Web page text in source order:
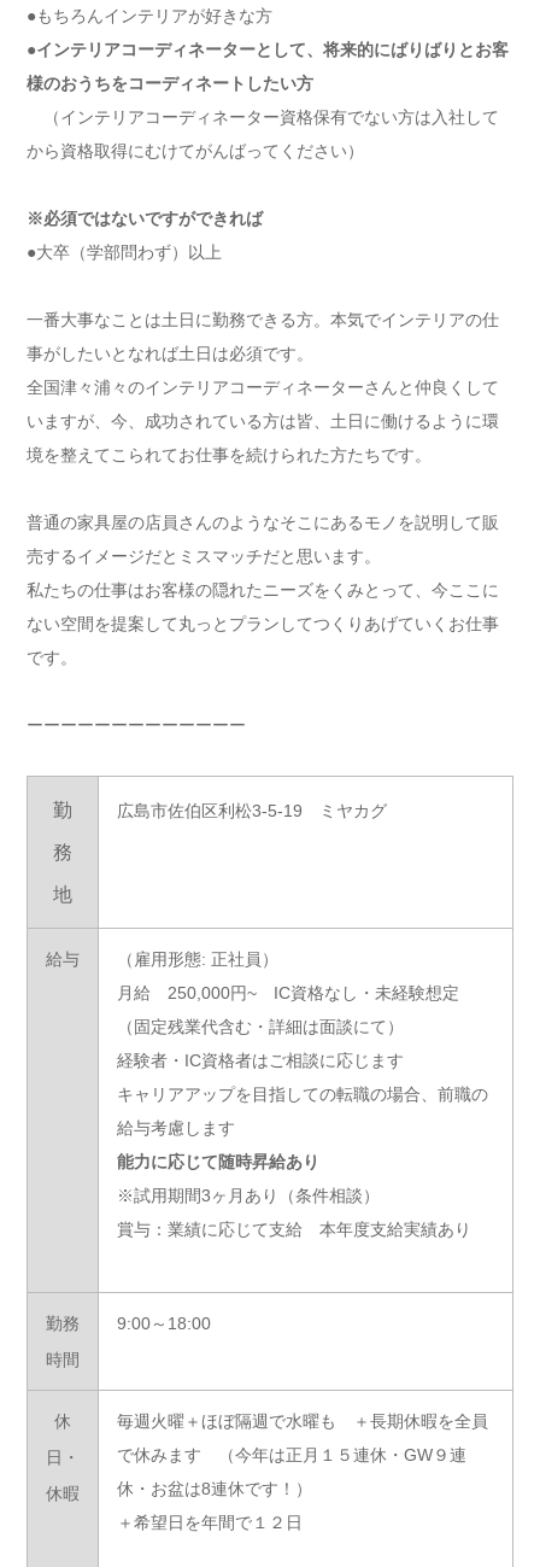
●もちろんインテリアが好きな方
●インテリアコーディネーターとして、将来的にばりばりとお客
様のおうちをコーディネートしたい方
（インテリアコーディネーター資格保有でない方は入社して
から資格取得にむけてがんばってください）
※必須ではないですができれば
●大卒（学部問わず）以上
一番大事なことは土日に勤務できる方。本気でインテリアの仕
事がしたいとなれば土日は必須です。
全国津々浦々のインテリアコーディネーターさんと仲良くして
いますが、今、成功されている方は皆、土日に働けるように環
境を整えてこられてお仕事を続けられた方たちです。
普通の家具屋の店員さんのようなそこにあるモノを説明して販
売するイメージだとミスマッチだと思います。
私たちの仕事はお客様の隠れたニーズをくみとって、今ここに
ない空間を提案して丸っとプランしてつくりあげていくお仕事
です。
ーーーーーーーーーーーーー
勤
務
地
広島市佐伯区利松3-5-19 ミヤカグ
給与
（雇用形態: 正社員）
月給 250,000円~ IC資格なし・未経験想定
（固定残業代含む・詳細は面談にて）
経験者・IC資格者はご相談に応じます
キャリアアップを目指しての転職の場合、前職の
給与考慮します
能力に応じて随時昇給あり
※試用期間3ヶ月あり（条件相談）
賞与：業績に応じて支給 本年度支給実績あり
勤務
時間
9:00～18:00
休
日・
休暇
毎週火曜＋ほぼ隔週で水曜も ＋長期休暇を全員
で休みます （今年は正月１５連休・GW９連
休・お盆は8連休です！）
＋希望日を年間で１２日